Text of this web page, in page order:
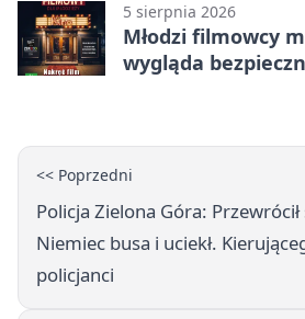
5 sierpnia 2026
Młodzi filmowcy
wygląda
<< Poprzedni
Policja Zielona Góra:
Niemiec busa i uciekł.
policjanci